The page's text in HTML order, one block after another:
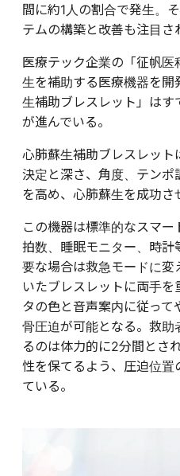
間に約1人の割合で発生。
テムの構築と改善も注目さ
医療テック企業の「征帆
生を補助する医療機器を
生補助ブレスレット」は
が進んでいる。
心肺蘇生補助ブレスレッ
決定と深さ、角度、テン
を高め、心肺蘇生を成功さ
この機器は標準的なスマ
拍数、睡眠モニター、時
要な場合は救急モードに
いたブレスレットに両手
タの色と音声案内に従っ
骨圧迫が可能となる。救
るのは体力的に2分間とさ
性を保てるよう、圧迫位
ている。